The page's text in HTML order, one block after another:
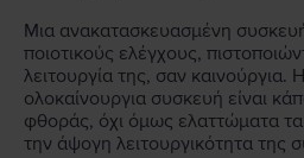
Μια ανακατασκευασμένη
ποιοτικούς ελέγχους,
λειτουργία της, σαν
ολοκαίνουργια συσκευή είναι
φθοράς, όχι όμως ελαττώματα
την άψογη λειτουργικότητα της